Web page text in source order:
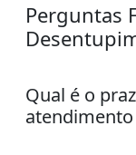
Perguntas
Qual é o
atendimento